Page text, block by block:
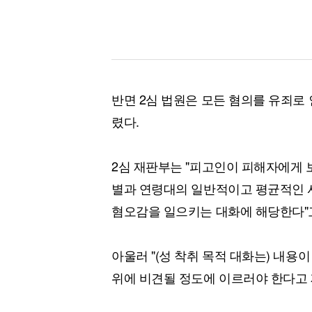
반면 2심 법원은 모든 혐의를 유죄
렸다.
2심 재판부는 "피고인이 피해자에게
별과 연령대의 일반적이고 평균적
혐오감을 일으키는 대화에 해당한다
아울러 "(성 착취 목적 대화는) 내용
위에 비견될 정도에 이르러야 한다